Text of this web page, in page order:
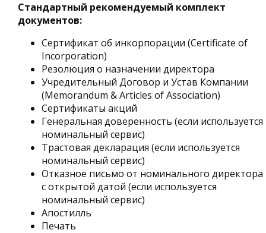
Стандартный рекомендуемый комплект
документов:
Сертификат об инкорпорации (Certificate of
Incorporation)
Резолюция о назначении директора
Учредительный Договор и Устав Компании
(Memorandum & Articles of Association)
Сертификаты акций
Генеральная доверенность (если используется
номинальный сервис)
Трастовая декларация (если используется
номинальный сервис)
Отказное письмо от номинального директора
с открытой датой (если используется
номинальный сервис)
Апостилль
Печать